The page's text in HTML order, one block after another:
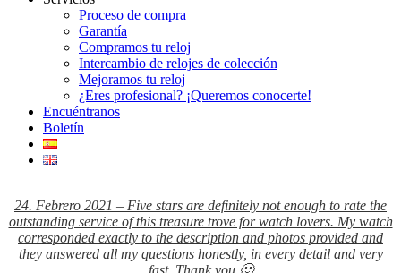
Proceso de compra
Garantía
Compramos tu reloj
Intercambio de relojes de colección
Mejoramos tu reloj
¿Eres profesional? ¡Queremos conocerte!
Encuéntranos
Boletín
24. Febrero 2021 – Five stars are definitely not enough to rate the
outstanding service of this treasure trove for watch lovers. My watch
corresponded exactly to the description and photos provided and
they answered all my questions honestly, in every detail and very
fast. Thank you 🙂